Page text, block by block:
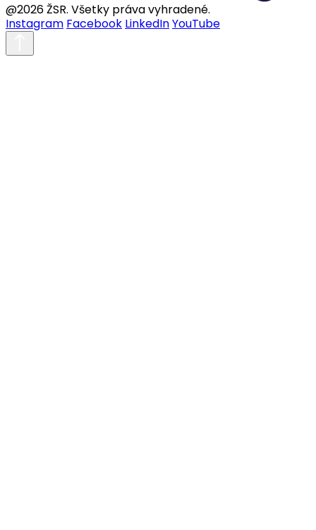
@2026 ŽSR. Všetky práva vyhradené.
Instagram Facebook LinkedInYouTube